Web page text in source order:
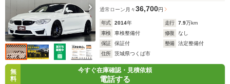
通常ローン 月々36,700円
年式 2014年 走行 7.9万km
車検
車検整備付 修復
なし
保証
保証付 整備
法定整備付
住所
茨城県つくば市
無
料
今すぐ在庫確認・見積依頼
電話する